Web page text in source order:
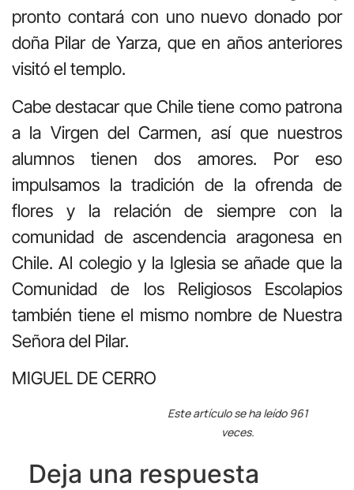
pronto contará con uno nuevo donado por
doña Pilar de Yarza, que en años anteriores
visitó el templo.
Cabe destacar que Chile tiene como patrona
a la Virgen del Carmen, así que nuestros
alumnos tienen dos amores. Por eso
impulsamos la tradición de la ofrenda de
flores y la relación de siempre con la
comunidad de ascendencia aragonesa en
Chile. Al colegio y la Iglesia se añade que la
Comunidad de los Religiosos Escolapios
también tiene el mismo nombre de Nuestra
Señora del Pilar.
MIGUEL DE CERRO
Este artículo se ha leído 961
veces.
Deja una respuesta